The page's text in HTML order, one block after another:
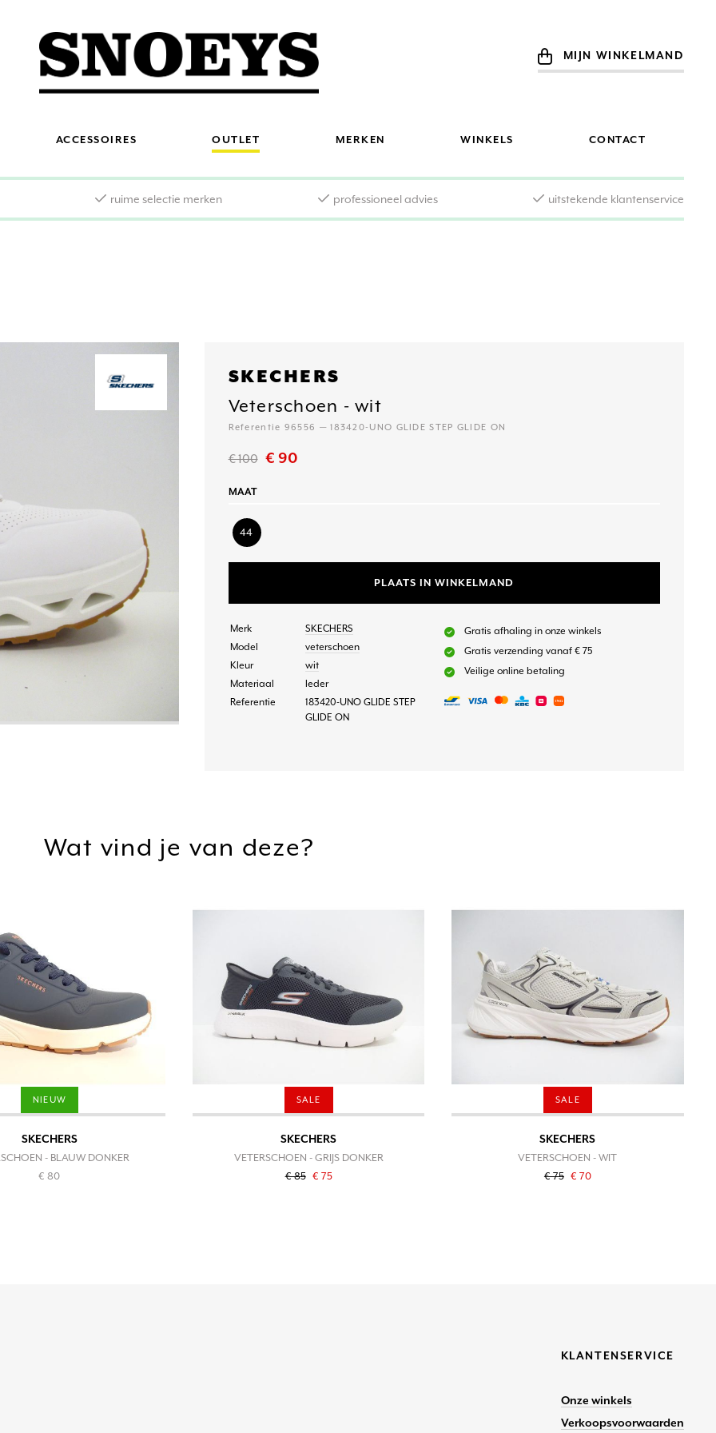
MIJN WINKELMAND
ACCESSOIRES OUTLET MERKEN WINKELS CONTACT
ruime selectie merken professioneel advies uitstekende klantenservice
SKECHERS
Veterschoen - wit
Referentie 96556 — 183420-UNO GLIDE STEP GLIDE ON
€ 100 € 90
MAAT
44
PLAATS IN WINKELMAND
Merk
SKECHERS
Model
veterschoen
Kleur
wit
Materiaal
leder
Referentie
183420-UNO GLIDE STEP
GLIDE ON
Gratis afhaling in onze winkels
Gratis verzending vanaf € 75
Veilige online betaling
Wat vind je van deze?
NIEUW
SKECHERS
- BLAUW DONKER
€ 80
SALE
SKECHERS
VETERSCHOEN - GRIJS DONKER
€ 85 € 75
SALE
SKECHERS
VETERSCHOEN - WIT
€ 75 € 70
KLANTENSERVICE
Onze winkels
Verkoopsvoorwaarden